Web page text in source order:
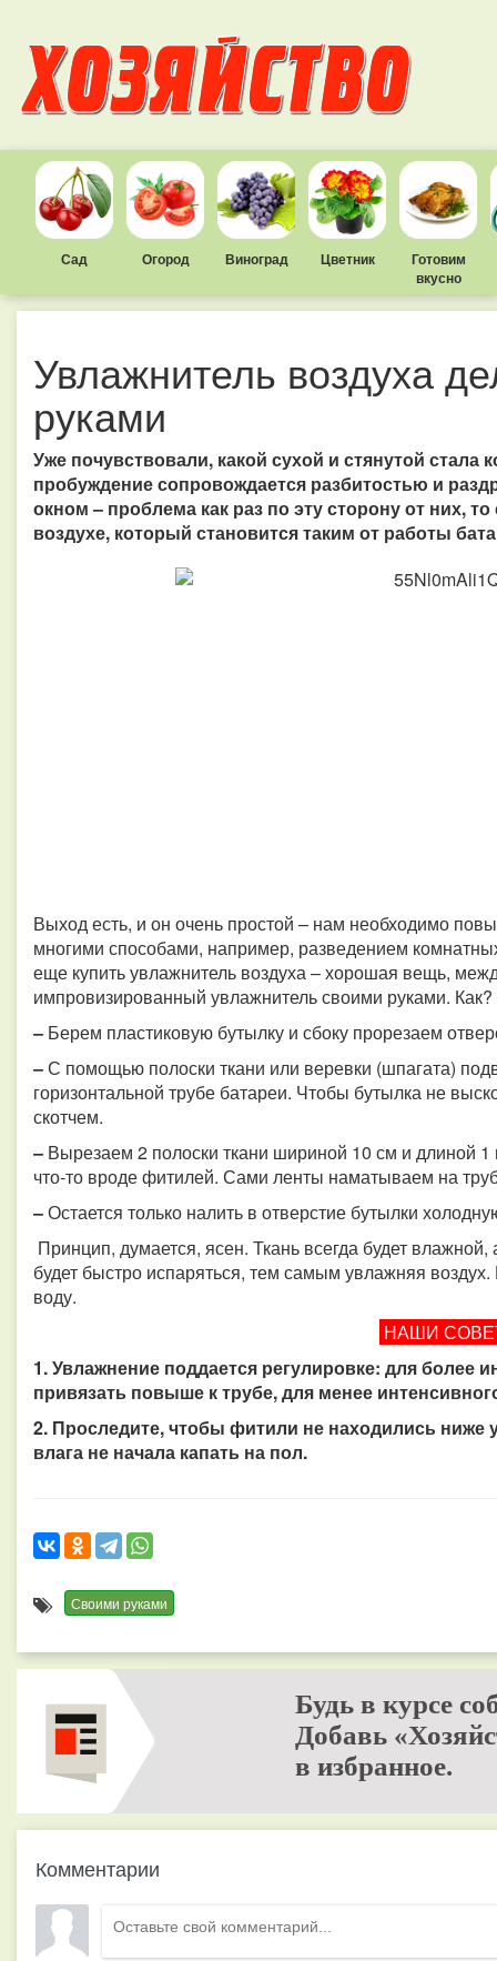
Сад Огород Виноград Цветник
Готовим
вкусно
Увлажнитель воздуха
руками
Уже почувствовали, какой сухой и стянутой стала
пробуждение сопровождается разбитостью и
окном – проблема как раз по эту сторону от них,
воздухе, который становится таким от работы
Выход есть, и он очень простой – нам необходимо
многими способами, например, разведением
еще купить увлажнитель воздуха – хорошая вещь,
импровизированный увлажнитель своими руками.
– Берем пластиковую бутылку и сбоку прорезаем
–С помощью полоски ткани или веревки (шпагата)
горизонтальной трубе батареи. Чтобы бутылка не
скотчем.
– Вырезаем 2 полоски ткани шириной 10 см и длиной
что-то вроде фитилей. Сами ленты наматываем на
–Остается только налить в отверстие бутылки
Принцип, думается, ясен. Ткань всегда будет
будет быстро испаряться, тем самым увлажняя
воду.
НАШИ
1. Увлажнение поддается регулировке: для более
привязать повыше к трубе, для менее
2. Проследите, чтобы фитили не находились ниже
влага не начала капать на пол.
Своими руками
Будь в курсе
Добавь
в избранное.
Комментарии